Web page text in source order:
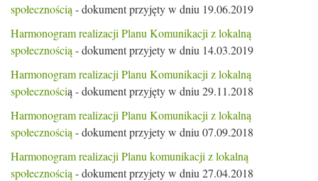
społecznością- dokument przyjęty w dniu 19.06.2019
Harmonogram realizacji Planu Komunikacji z lokalną
społecznością- dokument przyjety w dniu 14.03.2019
Harmonogram realizacji Planu Komunikacji z lokalną
społecznością - dokument przyjęty w dniu 29.11.2018
Harmonogram realizacji Planu Komunikacji z lokalną
społecznością- dokument przyjety w dniu 07.09.2018
Harmonogram realizacji Planu komunikacji z lokalną
społecznością- dokument przyjety w dniu 27.04.2018